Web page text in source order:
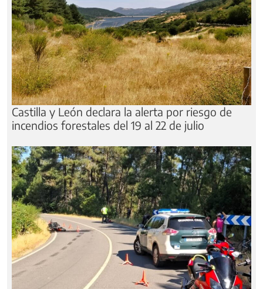
Castilla y León declara la alerta por riesgo de
incendios forestales del 19 al 22 de julio